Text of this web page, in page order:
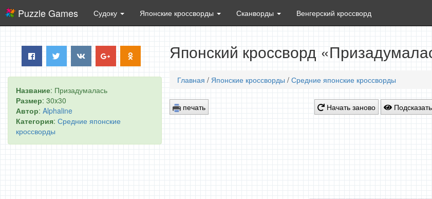
Puzzle Games Судоку Японские кроссворды Сканворды Венгерский кроссворд
Название: Призадумалась
Размер: 30x30
Автор: Alphaline
Категория: Средние японские
кроссворды
Японский кроссворд
Главная / Японские кроссворды / Средние японские кроссворды
печать Начать заново Подсказать